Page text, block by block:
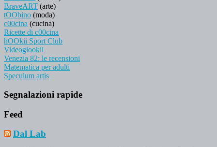
BraveART (arte)
tOObino (moda)
c00cina (cucina)
Ricette di c00cina
hOOkii Sport Club
Videogiookii
Venezia 82: le recensioni
Matematica per adulti
Speculum artis
Segnalazioni rapide
Feed
Dal Lab